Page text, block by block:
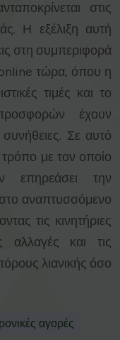
στις
Η εξέλιξη αυτή
στη συμπεριφορά
τώρα, όπου η
τιμές και το
έχουν
Σε αυτό
με τον οποίο
επηρεάσει την
αναπτυσσόμενο
τις κινητήριες
και τις
λιανικής όσο
αγορές